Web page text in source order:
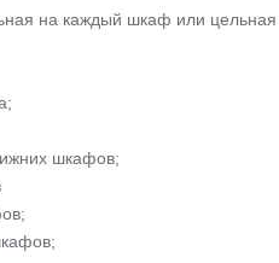
на каждый шкаф или цельная
шкафов;